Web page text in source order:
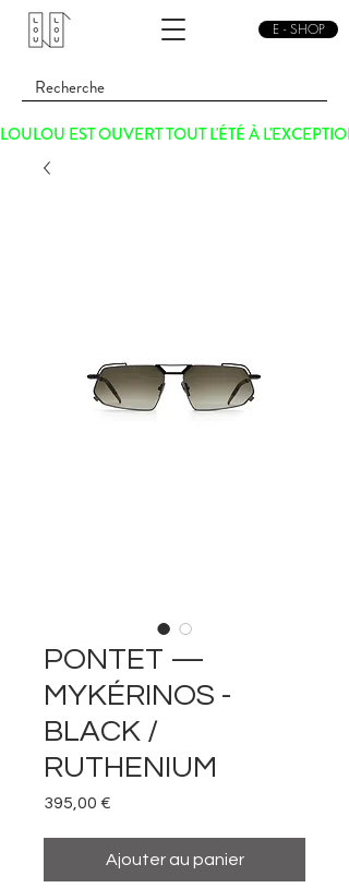
E - SHOP
LOULOU EST OUVERT TOUT L'ÉTÉ À
PONTET —
MYKÉRINOS -
BLACK /
RUTHENIUM
395,00 €
Ajouter au panier